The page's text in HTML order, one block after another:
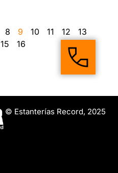
8 9 10 11 12
13
15 16
© Estanterías Record, 2025